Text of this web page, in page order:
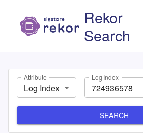
Rekor
Search
Attribute
Log Index
Log Index
SEARCH